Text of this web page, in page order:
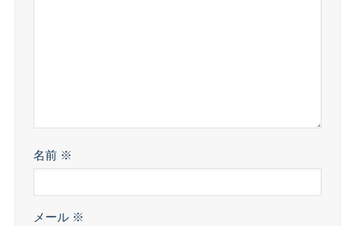
名前 ※
メール ※